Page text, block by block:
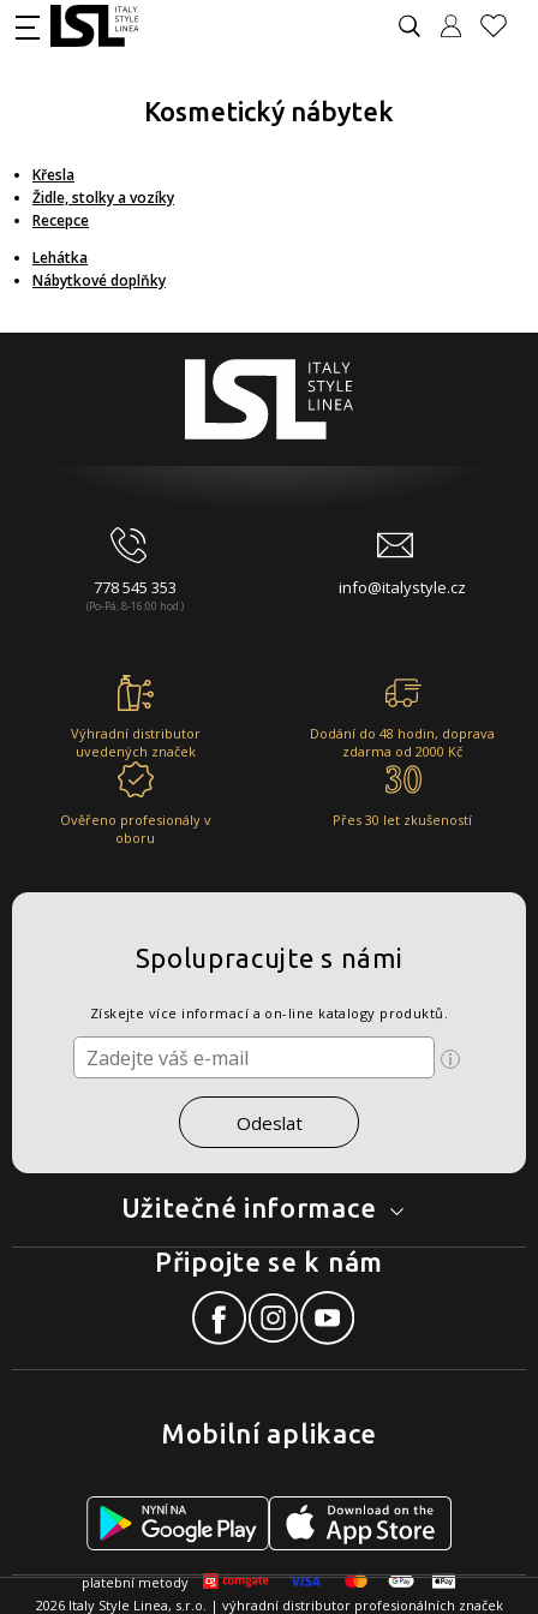
Kosmetický nábytek
Křesla
Židle, stolky a vozíky
Recepce
Lehátka
Nábytkové doplňky
778 545 353
(Po-Pá, 8-16:00 hod.)
info@italystyle.cz
Výhradní distributor
uvedených značek
Dodání do 48 hodin, doprava
zdarma od 2000 Kč
Ověřeno profesionály v
oboru
Přes 30 let zkušeností
Užitečné informace
Spolupracujte s námi
Získejte více informací a on-line katalogy produktů.
Mobilní aplikace
Připojte se k nám
2026 Italy Style Linea, s.r.o. | výhradní distributor profesionálních značek